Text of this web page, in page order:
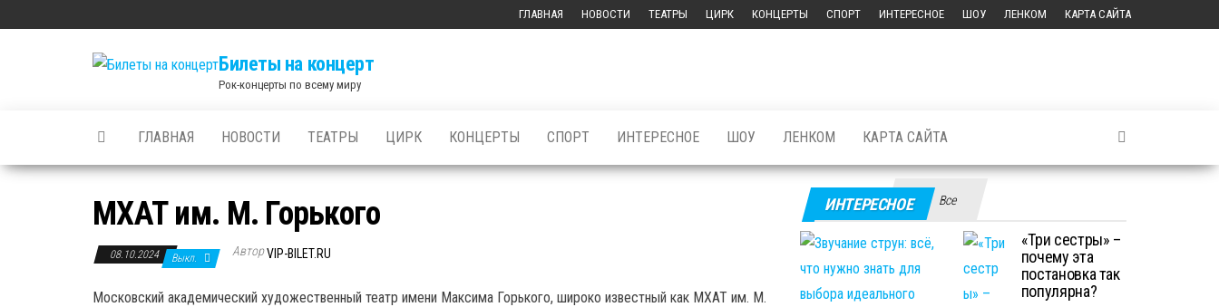
ГЛАВНАЯ НОВОСТИ ТЕАТРЫ ЦИРК КОНЦЕРТЫ СПОРТ ИНТЕРЕСНОЕ ШОУ ЛЕНКОМ КАРТА САЙТА
Билеты на концерт
Рок-концерты по всему миру
ГЛАВНАЯ НОВОСТИ ТЕАТРЫ ЦИРК КОНЦЕРТЫ СПОРТ ИНТЕРЕСНОЕ ШОУ ЛЕНКОМ КАРТА САЙТА
МХАТ им. М. Горького
08.10.2024 Выкл. АвторVIP-BILET.RU
Московский академический художественный театр имени Максима Горького, широко известный как МХАТ им. М.
ИНТЕРЕСНОЕ Все
«Три сестры» –
почему эта
постановка так
популярна?